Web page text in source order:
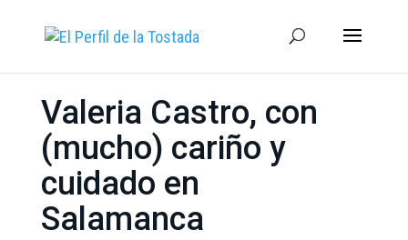
Valeria Castro, con
(mucho) cariño y
cuidado en
Salamanca